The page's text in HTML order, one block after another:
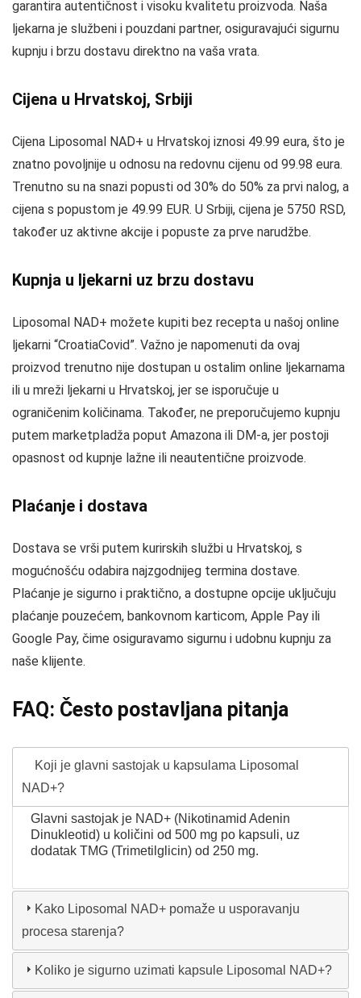
garantira autentičnost i visoku kvalitetu proizvoda. Naša
ljekarna je službeni i pouzdani partner, osiguravajući sigurnu
kupnju i brzu dostavu direktno na vaša vrata.
Cijena u Hrvatskoj, Srbiji
Cijena Liposomal NAD+ u Hrvatskoj iznosi 49.99 eura, što je
znatno povoljnije u odnosu na redovnu cijenu od 99.98 eura.
Trenutno su na snazi popusti od 30% do 50% za prvi nalog, a
cijena s popustom je 49.99 EUR. U Srbiji, cijena je 5750 RSD,
također uz aktivne akcije i popuste za prve narudžbe.
Kupnja u ljekarni uz brzu dostavu
Liposomal NAD+ možete kupiti bez recepta u našoj online
ljekarni “CroatiaCovid”. Važno je napomenuti da ovaj
proizvod trenutno nije dostupan u ostalim online ljekarnama
ili u mreži ljekarni u Hrvatskoj, jer se isporučuje u
ograničenim količinama. Također, ne preporučujemo kupnju
putem marketpladža poput Amazona ili DM-a, jer postoji
opasnost od kupnje lažne ili neautentične proizvode.
Plaćanje i dostava
Dostava se vrši putem kurirskih službi u Hrvatskoj, s
mogućnošću odabira najzgodnijeg termina dostave.
Plaćanje je sigurno i praktično, a dostupne opcije uključuju
plaćanje pouzećem, bankovnom karticom, Apple Pay ili
Google Pay, čime osiguravamo sigurnu i udobnu kupnju za
naše klijente.
FAQ: Često postavljana pitanja
Koji je glavni sastojak u kapsulama Liposomal
NAD+?
Glavni sastojak je NAD+ (Nikotinamid Adenin
Dinukleotid) u količini od 500 mg po kapsuli, uz
dodatak TMG (Trimetilglicin) od 250 mg.
Kako Liposomal NAD+ pomaže u usporavanju
procesa starenja?
Koliko je sigurno uzimati kapsule Liposomal NAD+?